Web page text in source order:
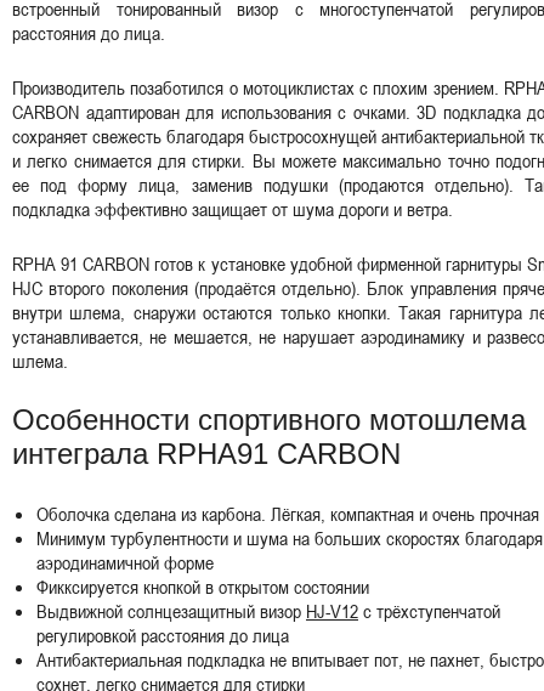
встроенный тонированный визор с многоступенчатой
расстояния до лица.
Производитель позаботился о мотоциклистах с плохим зрением.
CARBON адаптирован для использования с очками. 3D подкладка
сохраняет свежесть благодаря быстросохнущей антибактериальной
и легко снимается для стирки. Вы можете максимально точно
ее под форму лица, заменив подушки (продаются отдельно).
подкладка эффективно защищает от шума дороги и ветра.
RPHA 91 CARBON готов к установке удобной фирменной гарнитуры
HJC второго поколения (продаётся отдельно). Блок управления
внутри шлема, снаружи остаются только кнопки. Такая гарнитура
устанавливается, не мешается, не нарушает аэродинамику и
шлема.
Особенности спортивного мотошлема
интеграла RPHA91 CARBON
Оболочка сделана из карбона. Лёгкая, компактная и очень прочная
Минимум турбулентности и шума на больших скоростях благодаря
аэродинамичной форме
Фикксируется кнопкой в открытом состоянии
Выдвижной солнцезащитный визор HJ-V12 с трёхступенчатой
регулировкой расстояния до лица
Антибактериальная подкладка не впитывает пот, не пахнет, быстро
сохнет, легко снимается для стирки